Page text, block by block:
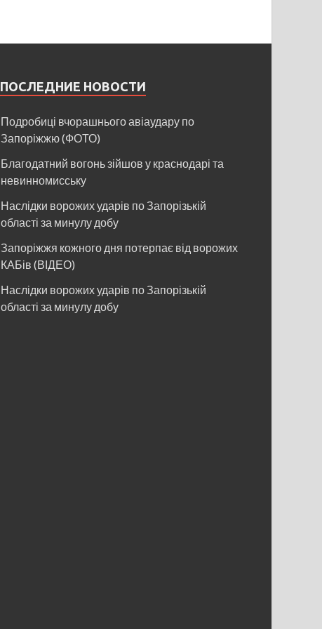
ПОСЛЕДНИЕ НОВОСТИ
Подробиці вчорашнього авіаудару по
Запоріжжю (ФОТО)
Благодатний вогонь зійшов у краснодарі та
невинномисську
Наслідки ворожих ударів по Запорізькій
області за минулу добу
Запоріжжя кожного дня потерпає від ворожих
КАБів (ВІДЕО)
Наслідки ворожих ударів по Запорізькій
області за минулу добу